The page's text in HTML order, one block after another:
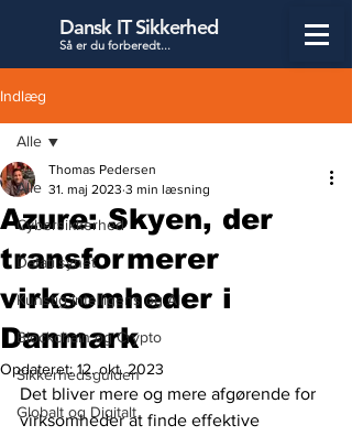
Dansk IT Sikkerhed
Så er du forberedt...
Indlæg
Alle
Cybersikkerhed
Datatilsynet
Kunstig Intelligens og AI
Blockchain og Crypto
Sikkerhedsguiden
Globalt og Digitalt
Alle
Azure: Skyen, der
transformerer
virksomheder i
Danmark
Thomas Pedersen
31. maj 2023 3 min læsning
Opdateret:12. okt. 2023
Det bliver mere og mere afgørende for
virksomheder at finde effektive